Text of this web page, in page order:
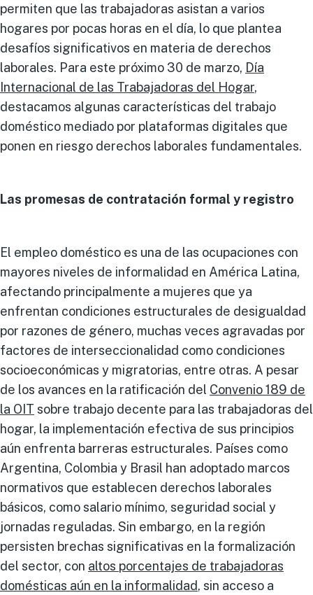
permiten que las trabajadoras asistan a varios
hogares por pocas horas en el día, lo que plantea
desafíos significativos en materia de derechos
laborales. Para este próximo 30 de marzo, Día
Internacional de las Trabajadoras del Hogar,
destacamos algunas características del trabajo
doméstico mediado por plataformas digitales que
ponen en riesgo derechos laborales fundamentales.
Las promesas de contratación formal y registro
El empleo doméstico es una de las ocupaciones con
mayores niveles de informalidad en América Latina,
afectando principalmente a mujeres que ya
enfrentan condiciones estructurales de desigualdad
por razones de género, muchas veces agravadas por
factores de interseccionalidad como condiciones
socioeconómicas y migratorias, entre otras. A pesar
de los avances en la ratificación del Convenio 189 de
la OIT sobre trabajo decente para las trabajadoras del
hogar, la implementación efectiva de sus principios
aún enfrenta barreras estructurales. Países como
Argentina, Colombia y Brasil han adoptado marcos
normativos que establecen derechos laborales
básicos, como salario mínimo, seguridad social y
jornadas reguladas. Sin embargo, en la región
persisten brechas significativas en la formalización
del sector, con altos porcentajes de trabajadoras
domésticas aún en la informalidad, sin acceso a